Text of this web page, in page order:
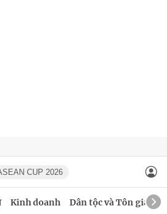
CUP 2026
Kinh doanh Dân tộc và Tôn giáo